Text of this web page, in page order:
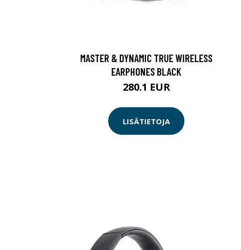
MASTER & DYNAMIC TRUE WIRELESS
EARPHONES BLACK
280.1 EUR
LISÄTIETOJA